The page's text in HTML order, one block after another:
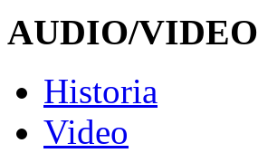
AUDIO/VIDEO
Historia
Video